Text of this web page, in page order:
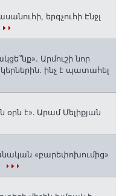
երգչուհի Էնջլ
Արմուշի նոր
ինչ է պատահել
օրն է»․ Արամ Մելիքյան
«բարեփոխումից»